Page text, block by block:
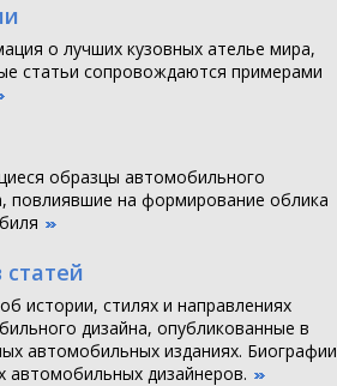
о лучших кузовных ателье мира,
статьи сопровождаются примерами
образцы автомобильного
повлиявшие на формирование облика
истории, стилях и направлениях
дизайна, опубликованные в
автомобильных изданиях. Биографии
автомобильных дизайнеров.